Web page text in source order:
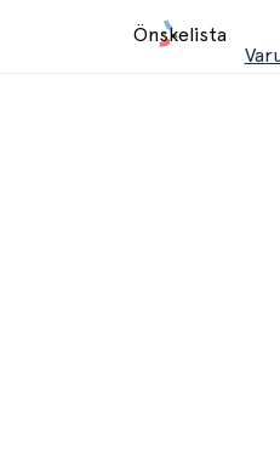
Önskelista